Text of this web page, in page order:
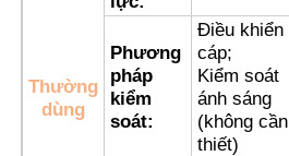
Chiếu sáng chống cháy nổ
Đèn báo cháy nổ
Thường
dùng
Phương
pháp
kiểm
soát:
Điều khiển
cáp;
Kiểm soát
ánh sáng
(không cần
thiết)